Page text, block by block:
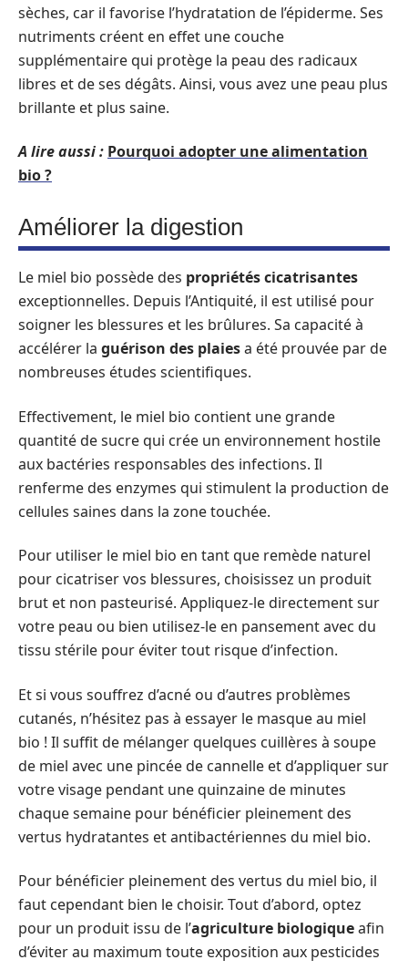
sèches, car il favorise l’hydratation de l’épiderme. Ses
nutriments créent en effet une couche
supplémentaire qui protège la peau des radicaux
libres et de ses dégâts. Ainsi, vous avez une peau plus
brillante et plus saine.
A lire aussi : Pourquoi adopter une alimentation
bio ?
Améliorer la digestion
Le miel bio possède des propriétés cicatrisantes
exceptionnelles. Depuis l’Antiquité, il est utilisé pour
soigner les blessures et les brûlures. Sa capacité à
accélérer la guérison des plaiesa été prouvée par de
nombreuses études scientifiques.
Effectivement, le miel bio contient une grande
quantité de sucre qui crée un environnement hostile
aux bactéries responsables des infections. Il
renferme des enzymes qui stimulent la production de
cellules saines dans la zone touchée.
Pour utiliser le miel bio en tant que remède naturel
pour cicatriser vos blessures, choisissez un produit
brut et non pasteurisé. Appliquez-le directement sur
votre peau ou bien utilisez-le en pansement avec du
tissu stérile pour éviter tout risque d’infection.
Et si vous souffrez d’acné ou d’autres problèmes
cutanés, n’hésitez pas à essayer le masque au miel
bio ! Il suffit de mélanger quelques cuillères à soupe
de miel avec une pincée de cannelle et d’appliquer sur
votre visage pendant une quinzaine de minutes
chaque semaine pour bénéficier pleinement des
vertus hydratantes et antibactériennes du miel bio.
Pour bénéficier pleinement des vertus du miel bio, il
faut cependant bien le choisir. Tout d’abord, optez
pour un produit issu de l’agriculture biologiqueafin
d’éviter au maximum toute exposition aux pesticides